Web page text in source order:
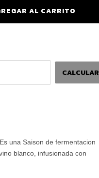
CALCULAR
una Saison de fermentacion
blanco, infusionada con